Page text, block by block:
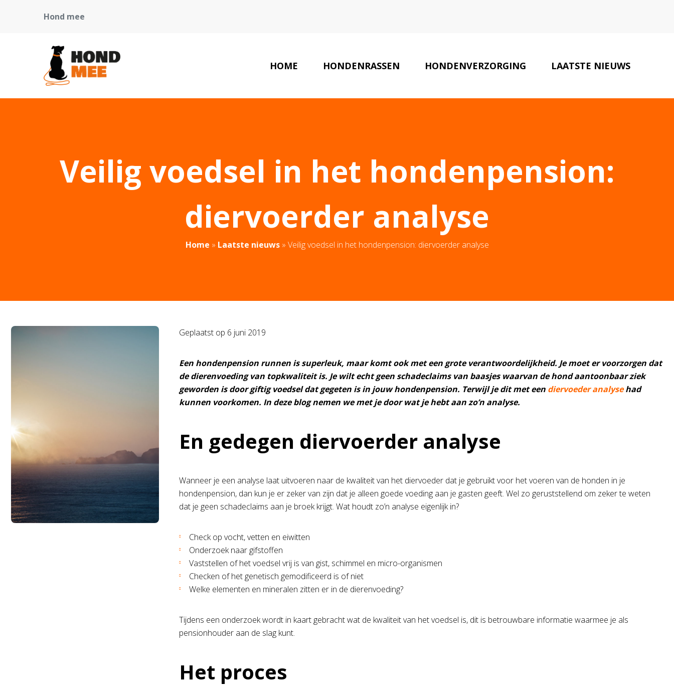
Hond mee
HOME HONDENRASSEN HONDENVERZORGING LAATSTE NIEUWS
Veilig voedsel in het hondenpension:
diervoerder analyse
Home » Laatste nieuws» Veilig voedsel in het hondenpension: diervoerder analyse
Geplaatst op 6 juni 2019
Een hondenpension runnen is superleuk, maar komt ook met een grote verantwoordelijkheid. Je moet er voorzorgen dat
de dierenvoeding van topkwaliteit is. Je wilt echt geen schadeclaims van baasjes waarvan de hond aantoonbaar ziek
geworden is door giftig voedsel dat gegeten is in jouw hondenpension. Terwijl je dit met een diervoeder analysehad
kunnen voorkomen. In deze blog nemen we met je door wat je hebt aan zo’n analyse.
En gedegen diervoerder analyse
Wanneer je een analyse laat uitvoeren naar de kwaliteit van het diervoeder dat je gebruikt voor het voeren van de honden in je
hondenpension, dan kun je er zeker van zijn dat je alleen goede voeding aan je gasten geeft. Wel zo geruststellend om zeker te weten
dat je geen schadeclaims aan je broek krijgt. Wat houdt zo’n analyse eigenlijk in?
Check op vocht, vetten en eiwitten
Onderzoek naar gifstoffen
Vaststellen of het voedsel vrij is van gist, schimmel en micro-organismen
Checken of het genetisch gemodificeerd is of niet
Welke elementen en mineralen zitten er in de dierenvoeding?
Tijdens een onderzoek wordt in kaart gebracht wat de kwaliteit van het voedsel is, dit is betrouwbare informatie waarmee je als
pensionhouder aan de slag kunt.
Het proces